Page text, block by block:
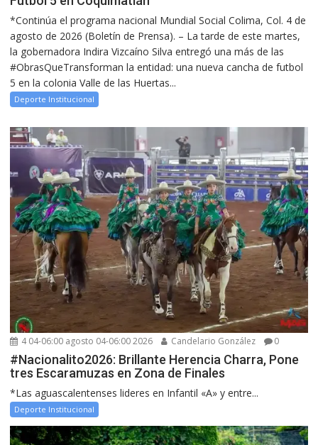
*Continúa el programa nacional Mundial Social Colima, Col. 4 de
agosto de 2026 (Boletín de Prensa). – La tarde de este martes,
la gobernadora Indira Vizcaíno Silva entregó una más de las
#ObrasQueTransforman la entidad: una nueva cancha de futbol
5 en la colonia Valle de las Huertas...
Deporte Institucional
4 04-06:00 agosto 04-06:00 2026 Candelario González 0
#Nacionalito2026: Brillante Herencia Charra, Pone
tres Escaramuzas en Zona de Finales
*Las aguascalentenses lideres en Infantil «A» y entre...
Deporte Institucional